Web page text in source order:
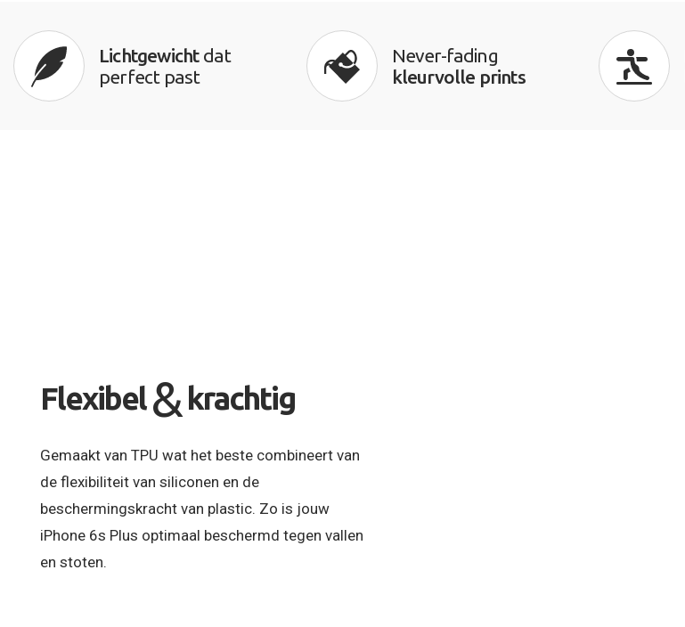
Lichtgewichtdat
perfect past
Never-fading
kleurvolle prints
Flexibel & krachtig
Gemaakt van TPU wat het beste combineert van
de flexibiliteit van siliconen en de
beschermingskracht van plastic. Zo is jouw
iPhone 6s Plus optimaal beschermd tegen vallen
en stoten.